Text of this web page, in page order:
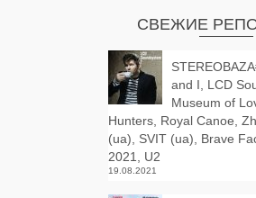
СВЕЖИЕ
and I, LCD
Museum of
Hunters, Royal Canoe,
(ua), SVIT (ua), Brave
2021, U2
19.08.2021